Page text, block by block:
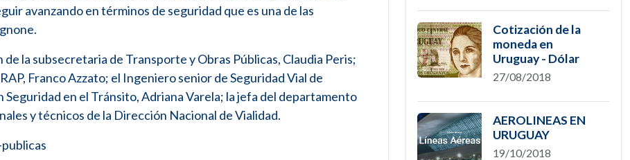
avanzando en términos de seguridad que es una de las
la subsecretaria de Transporte y Obras Públicas, Claudia Peris;
Franco Azzato; el Ingeniero senior de Seguridad Vial de
en el Tránsito, Adriana Varela; la jefa del departamento
y técnicos de la Dirección Nacional de Vialidad.
Cotización de la
moneda en
Uruguay - Dólar
27/08/2018
AEROLINEAS EN
URUGUAY
19/10/2018